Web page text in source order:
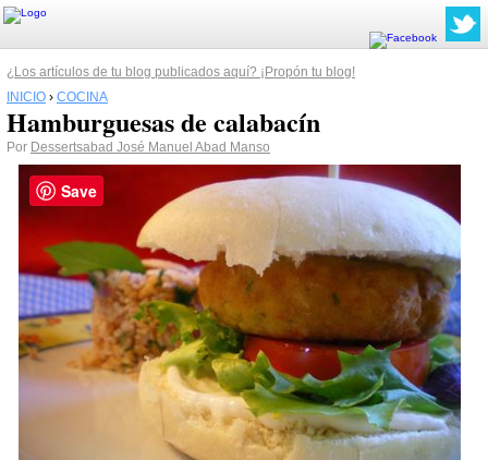
¿Los artículos de tu blog publicados aquí? ¡Propón tu blog!
INICIO › COCINA
Hamburguesas de calabacín
Por Dessertsabad José Manuel Abad Manso
Save